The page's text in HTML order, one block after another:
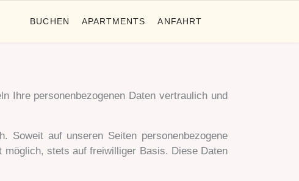
BUCHEN APARTMENTS ANFAHRT
Ihre personenbezogenen Daten vertraulich und
Soweit auf unseren Seiten personenbezogene
stets auf freiwilliger Basis. Diese Daten